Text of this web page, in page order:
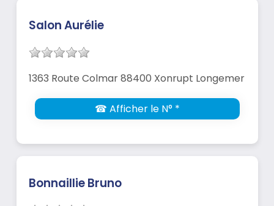
Salon Aurélie
1363 Route Colmar 88400 Xonrupt Longemer
☎ Afficher le N° *
Bonnaillie Bruno